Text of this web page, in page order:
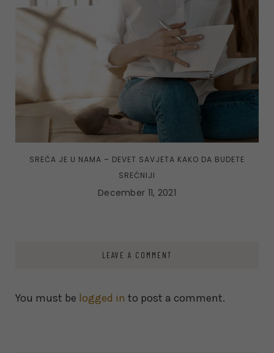
SREĆA JE U NAMA – DEVET SAVJETA KAKO DA BUDETE
SREĆNIJI
December 11, 2021
LEAVE A COMMENT
You must be logged in to post a comment.